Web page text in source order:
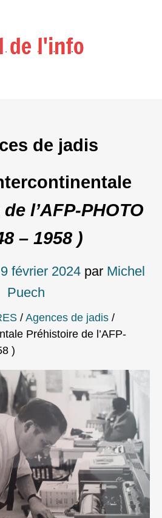
de jadis
l’AFP-PHOTO
– 1958 )
9 février 2024 par Michel
Puech
/ Agences de jadis /
Préhistoire de l’AFP-
)